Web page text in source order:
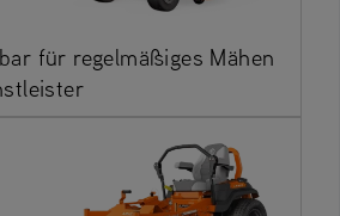
für regelmäßiges Mähen